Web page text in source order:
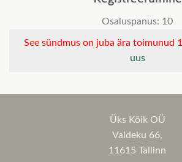
Osaluspanus: 10
See sündmus on juba ära toimunud
uus
Üks Kõik OÜ
Valdeku 66,
11615 Tallinn